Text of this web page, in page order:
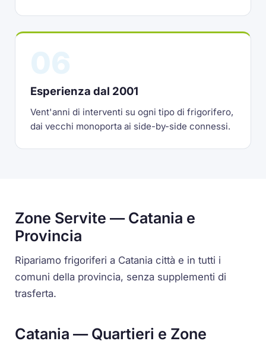
Esperienza dal 2001
Vent'anni di interventi su ogni tipo di frigorifero,
dai vecchi monoporta ai side-by-side connessi.
Zone Servite — Catania e
Provincia
Ripariamo frigoriferi a Catania città e in tutti i
comuni della provincia, senza supplementi di
trasferta.
Catania — Quartieri e Zone